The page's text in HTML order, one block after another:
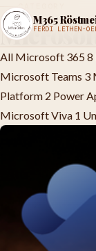
M365
FERDI LETHEN-
CATEGORY
All Microsoft 365 8
Microsoft Teams 3
Platform 2 Power
Microsoft Viva 1